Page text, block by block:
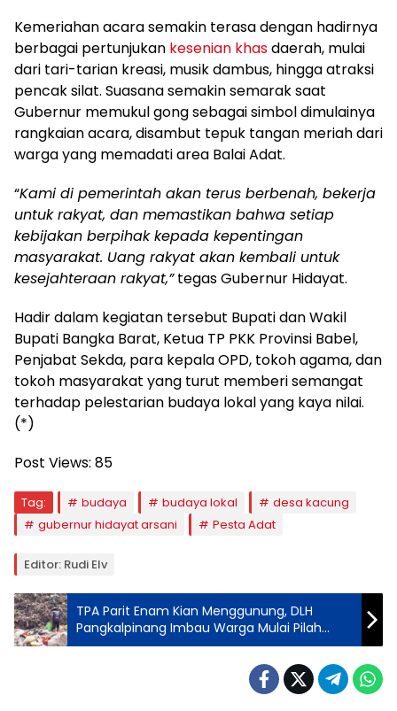
Kemeriahan acara semakin terasa dengan hadirnya
berbagai pertunjukan kesenian khasdaerah, mulai
dari tari-tarian kreasi, musik dambus, hingga atraksi
pencak silat. Suasana semakin semarak saat
Gubernur memukul gong sebagai simbol dimulainya
rangkaian acara, disambut tepuk tangan meriah dari
warga yang memadati area Balai Adat.
“Kami di pemerintah akan terus berbenah, bekerja
untuk rakyat, dan memastikan bahwa setiap
kebijakan berpihak kepada kepentingan
masyarakat. Uang rakyat akan kembali untuk
kesejahteraan rakyat,”tegas Gubernur Hidayat.
Hadir dalam kegiatan tersebut Bupati dan Wakil
Bupati Bangka Barat, Ketua TP PKK Provinsi Babel,
Penjabat Sekda, para kepala OPD, tokoh agama, dan
tokoh masyarakat yang turut memberi semangat
terhadap pelestarian budaya lokal yang kaya nilai.
(*)
Post Views: 85
Tag: budaya budaya lokal
desa kacung
gubernur hidayat arsani
Pesta Adat
Editor: Rudi Elv
TPA Parit Enam Kian Menggunung, DLH
Pangkalpinang Imbau Warga Mulai Pilah
Sampah dari Rumah